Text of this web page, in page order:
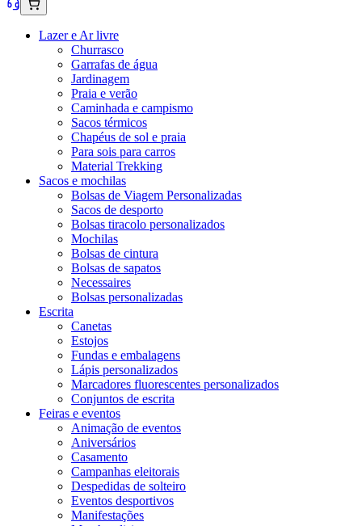
Lazer e Ar livre
Churrasco
Garrafas de água
Jardinagem
Praia e verão
Caminhada e campismo
Sacos térmicos
Chapéus de sol e praia
Para sois para carros
Material Trekking
Sacos e mochilas
Bolsas de Viagem Personalizadas
Sacos de desporto
Bolsas tiracolo personalizados
Mochilas
Bolsas de cintura
Bolsas de sapatos
Necessaires
Bolsas personalizadas
Escrita
Canetas
Estojos
Fundas e embalagens
Lápis personalizados
Marcadores fluorescentes personalizados
Conjuntos de escrita
Feiras e eventos
Animação de eventos
Aniversários
Casamento
Campanhas eleitorais
Despedidas de solteiro
Eventos desportivos
Manifestações